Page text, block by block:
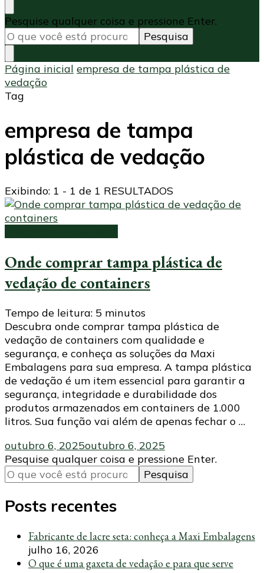
Procurando
algo?
Pesquise qualquer coisa e pressione Enter.
Página inicial empresa de tampa plástica de
vedação
Tag
empresa de tampa
plástica de vedação
Exibindo: 1 - 1 de 1 RESULTADOS
Onde comprar tampa plástica de
vedação de containers
Tempo de leitura: 5 minutos
Descubra onde comprar tampa plástica de
vedação de containers com qualidade e
segurança, e conheça as soluções da Maxi
Embalagens para sua empresa. A tampa plástica
de vedação é um item essencial para garantir a
segurança, integridade e durabilidade dos
produtos armazenados em containers de 1.000
litros. Sua função vai além de apenas fechar o …
outubro 6, 2025outubro 6, 2025
Procurando
algo?
Pesquise qualquer coisa e pressione Enter.
Posts recentes
Fabricante de lacre seta: conheça a Maxi Embalagens
julho 16, 2026
O que é uma gaxeta de vedação e para que serve